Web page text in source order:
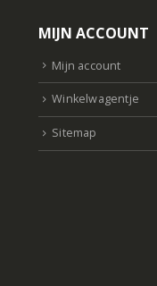
MIJN ACCOUNT
Mijn account
Winkelwagentje
Sitemap